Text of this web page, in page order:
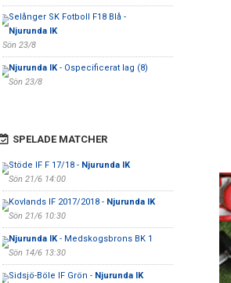
Selånger SK Fotboll F18 Blå -
Njurunda IK
Sön 23/8
Njurunda IK- Ospecificerat lag (8)
Sön 23/8
SPELADE MATCHER
Stöde IF F 17/18 - Njurunda IK
Sön 21/6 14:00
Kovlands IF 2017/2018 - Njurunda IK
Sön 21/6 10:30
Njurunda IK- Medskogsbrons BK 1
Sön 14/6 13:30
Sidsjö-Böle IF Grön - Njurunda IK